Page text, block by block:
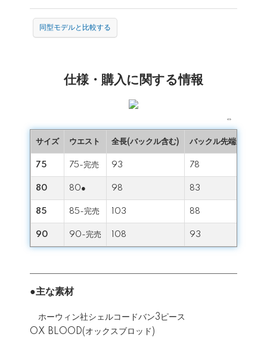
同型モデルと比較する
仕様・購入に関する情報
⇔
サイズ ウエスト 全長(バックル含む) バックル先端から中
75 75-完売 93 78
80 80● 98 83
85 85-完売 103 88
90 90-完売 108 93
●主な素材
ホーウィン社シェルコードバン3ピース
OX BLOOD(オックスブロッド)